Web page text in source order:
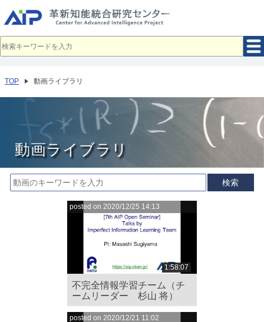
イ
ン
動
TOP 動画ライブラリ
動画ライブラリ
検索
posted on 2020/12/25 14:13
1:58:07
不完全情報学習チーム（チ
ームリーダー 杉山 将）
posted on 2020/12/21 11:02